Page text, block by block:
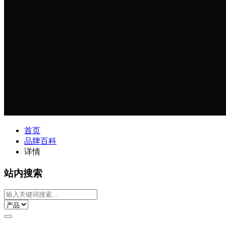
首页
品牌百科
详情
站内搜索